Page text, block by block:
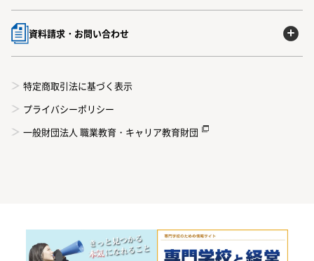
資料請求・お問い合わせ
特定商取引法に基づく表示
プライバシーポリシー
一般財団法人 職業教育・キャリア教育財団